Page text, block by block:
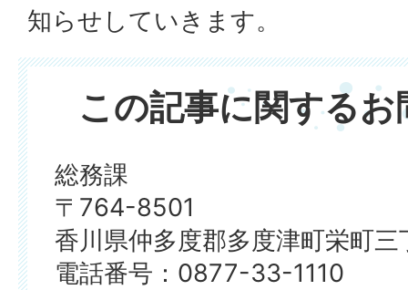
知らせしていきます。
この記事に関する
総務課
〒764-8501
香川県仲多度郡多度津町栄町
電話番号：0877-33-1110